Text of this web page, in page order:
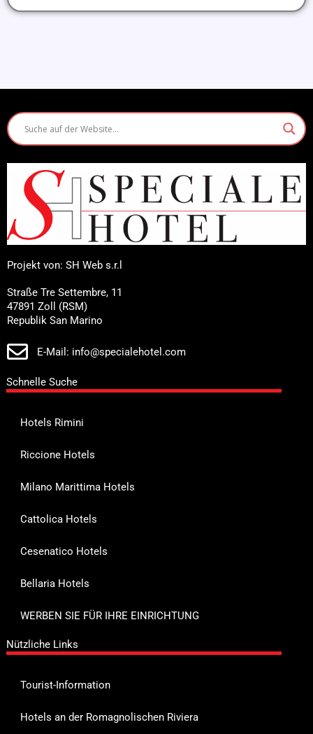
Projekt von: SH Web s.r.l
Straße Tre Settembre, 11
47891 Zoll (RSM)
Republik San Marino
E-Mail: info@specialehotel.com
Schnelle Suche
Hotels Rimini
Riccione Hotels
Milano Marittima Hotels
Cattolica Hotels
Cesenatico Hotels
Bellaria Hotels
WERBEN SIE FÜR IHRE EINRICHTUNG
Nützliche Links
Tourist-Information
Hotels an der Romagnolischen Riviera